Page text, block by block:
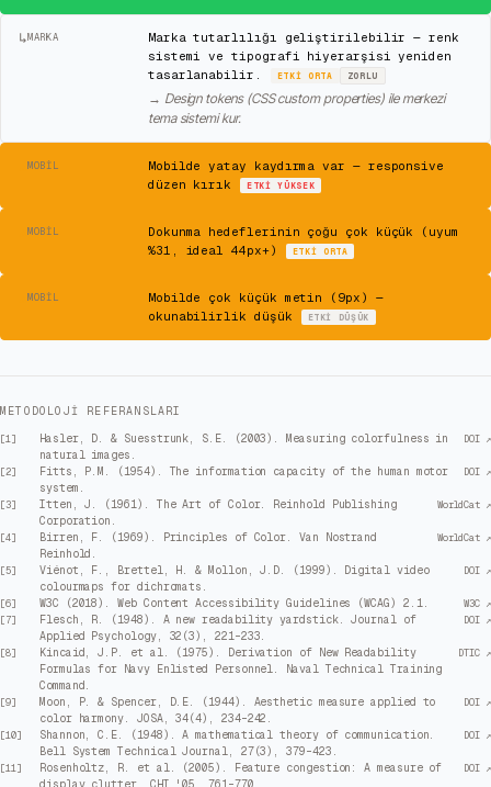
↳MARKA
Marka tutarlılığı geliştirilebilir — renk
sistemi ve tipografi hiyerarşisi yeniden
tasarlanabilir.
ETKIORTA ZORLU
→ Design tokens (CSS custom properties) ile merkezi
tema sistemi kur.
MOBIL
Mobilde yatay kaydırma var — responsive
düzen kırık
ETKIYÜKSEK
MOBIL
Dokunma hedeflerinin çoğu çok küçük (uyum
%31, ideal 44px+)
ETKI ORTA
MOBIL
Mobilde çok küçük metin (9px) —
okunabilirlik düşük
ETKI DÜŞÜK
METODOLOJI REFERANSLARI
[1]
Hasler, D. & Suesstrunk, S.E. (2003). Measuring colorfulness in
natural images.
DOI ↗
[2]
Fitts, P.M. (1954). The information capacity of the human motor
system.
DOI ↗
[3]
Itten, J. (1961). The Art of Color. Reinhold Publishing
Corporation.
WorldCat ↗
[4]
Birren, F. (1969). Principles of Color. Van Nostrand
Reinhold.
WorldCat ↗
[5]
Viénot, F., Brettel, H. & Mollon, J.D. (1999). Digital video
colourmaps for dichromats.
DOI ↗
[6] W3C (2018). Web Content Accessibility Guidelines (WCAG) 2.1.
W3C ↗
[7]
Flesch, R. (1948). A new readability yardstick. Journal of
Applied Psychology, 32(3), 221–233.
DOI ↗
[8]
Kincaid, J.P. et al. (1975). Derivation of New Readability
Formulas for Navy Enlisted Personnel. Naval Technical Training
Command.
DTIC ↗
[9]
Moon, P. & Spencer, D.E. (1944). Aesthetic measure applied to
color harmony. JOSA, 34(4), 234–242.
DOI ↗
[10]
Shannon, C.E. (1948). A mathematical theory of communication.
Bell System Technical Journal, 27(3), 379–423.
DOI ↗
[11]
Rosenholtz, R. et al. (2005). Feature congestion: A measure of
DOI ↗